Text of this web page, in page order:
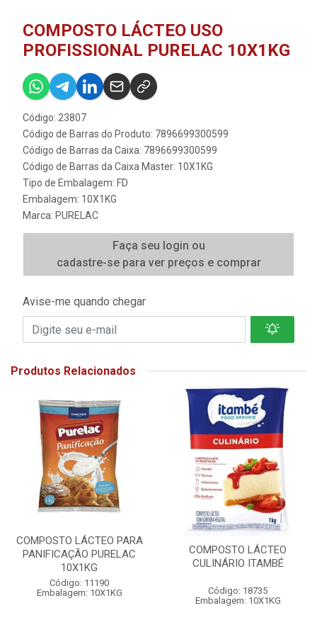
COMPOSTO LÁCTEO USO
PROFISSIONAL PURELAC 10X1KG
Código: 23807
Código de Barras do Produto: 7896699300599
Código de Barras da Caixa: 7896699300599
Código de Barras da Caixa Master: 10X1KG
Tipo de Embalagem: FD
Embalagem: 10X1KG
Marca: PURELAC
Faça seu login ou
cadastre-se para ver preços e comprar
Avise-me quando chegar
Produtos Relacionados
COMPOSTO LÁCTEO PARA
PANIFICAÇÃO PURELAC
10X1KG
Código: 11190
Embalagem: 10X1KG
COMPOSTO LÁCTEO
CULINÁRIO ITAMBÉ
Código: 18735
Embalagem: 10X1KG